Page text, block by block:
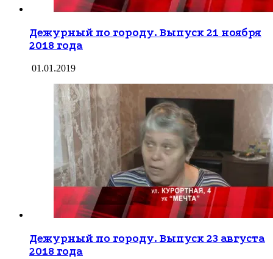
Дежурный по городу. Выпуск 21 ноября
2018 года
01.01.2019
Дежурный по городу. Выпуск 23 августа
2018 года